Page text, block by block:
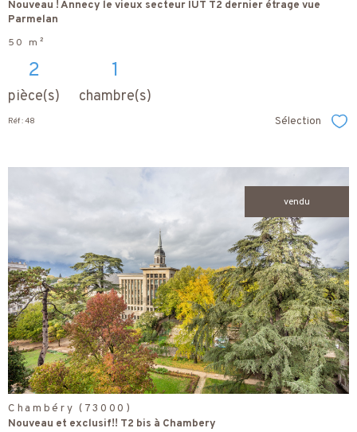
Nouveau ! Annecy le vieux secteur IUT T2 dernier étrage vue
Parmelan
50 m²
2
pièce(s)
1
chambre(s)
Réf : 48 Sélection
vendu
voir le
bien
Chambéry (73000)
Nouveau et exclusif!! T2 bis à Chambery